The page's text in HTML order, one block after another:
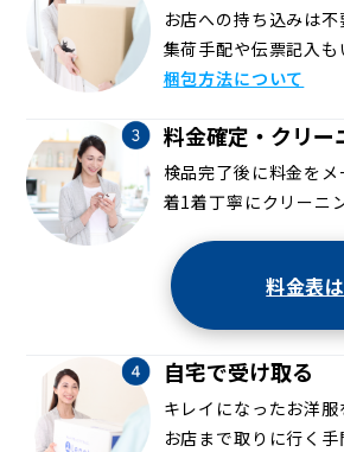
お店への持ち込みは不
集荷手配や伝票記入も
梱包方法について
料金確定・クリー
検品完了後に料金を
着1着丁寧にクリーニ
料金表
自宅で受け取る
キレイになったお洋服
お店まで取りに行く手